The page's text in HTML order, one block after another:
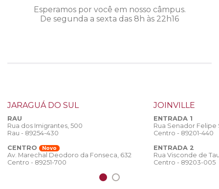
Esperamos por você em nosso câmpus.
De segunda a sexta das 8h às 22h16
JARAGUÁ DO SUL
RAU
Rua dos Imigrantes, 500
Rau - 89254-430
CENTRO
Novo
Av. Marechal Deodoro da Fonseca, 632
Centro - 89251-700
JOINVILLE
ENTRADA 1
Rua Senador
Centro - 89201-440
ENTRADA 2
Rua Visconde de
Centro - 89203-005